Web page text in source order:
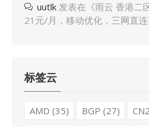
uutlk 发表在《雨云 香港二
21元/月，移动优化，三网直连
标签云
AMD (35) BGP (27) CN2